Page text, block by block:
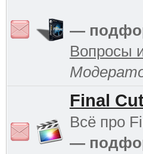
—
Вопросы
Final
Всё про
—